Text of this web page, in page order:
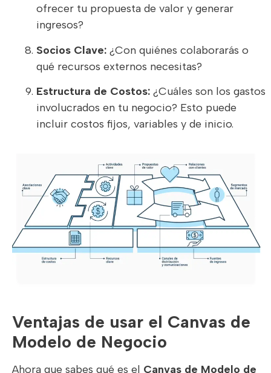
ofrecer tu propuesta de valor y generar
ingresos?
Socios Clave: ¿Con quiénes colaborarás o
qué recursos externos necesitas?
Estructura de Costos: ¿Cuáles son los gastos
involucrados en tu negocio? Esto puede
incluir costos fijos, variables y de inicio.
Ventajas de usar el Canvas de
Modelo de Negocio
Ahora que sabes qué es el Canvas de Modelo de